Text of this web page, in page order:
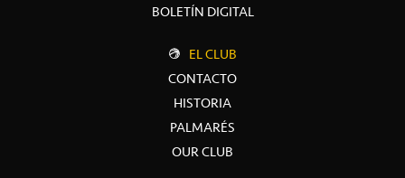
BOLETÍN DIGITAL
EL CLUB
CONTACTO
HISTORIA
PALMARÉS
OUR CLUB